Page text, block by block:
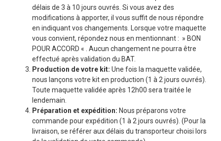
délais de 3 à 10 jours ouvrés. Si vous avez des
modifications à apporter, il vous suffit de nous répondre
en indiquant vos changements. Lorsque votre maquette
vous convient, répondez nous en mentionnant : » BON
POUR ACCORD « . Aucun changement ne pourra être
effectué après validation du BAT.
Production de votre kit: Une fois la maquette validée,
nous lançons votre kit en production (1 à 2 jours ouvrés).
Toute maquette validée après 12h00 sera traitée le
lendemain.
Préparation et expédition: Nous préparons votre
commande pour expédition (1 à 2 jours ouvrés). (Pour la
livraison, se référer aux délais du transporteur choisi lors